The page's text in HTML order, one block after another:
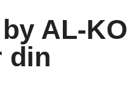
AL-KO
din